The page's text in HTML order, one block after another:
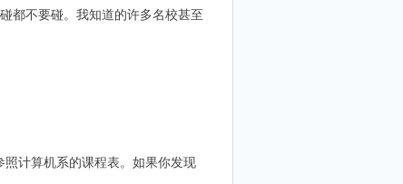
都不要碰。我知道的许多名校甚至
计算机系的课程表。如果你发现